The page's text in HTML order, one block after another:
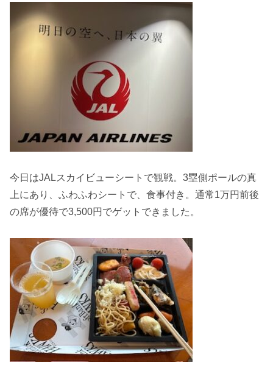
今日はJALスカイビューシートで観戦。3塁側ポールの真
上にあり、ふわふわシートで、食事付き。通常1万円前後
の席が優待で3,500円でゲットできました。